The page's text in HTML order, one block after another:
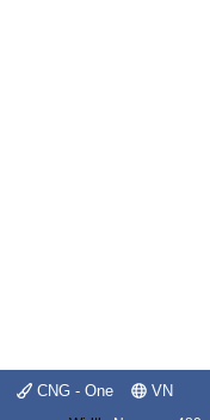
CNG - One VN